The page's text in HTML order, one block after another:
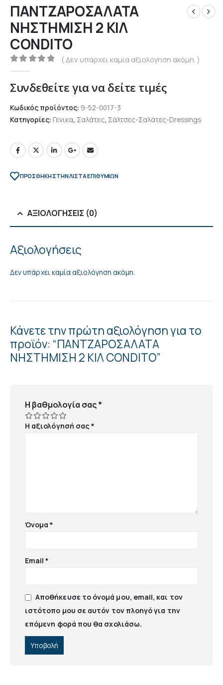
ΠΑΝΤΖΑΡΟΣΑΛΑΤΑ
ΝΗΣΤΗΜΙΣΗ 2 ΚΙΛ
CONDITO
0out of 5
( Δεν υπάρχει καμία αξιολόγηση ακόμη. )
Συνδεθείτε για να δείτε τιμές
Κωδικός προϊόντος: 9-52-0017-3
Κατηγορίες: Γενικα, Σαλάτες, Σάλτσες-Σαλάτες-Dressings
ΠΡΌΣΘΉΚΗ ΣΤΗΝ ΛΊΣΤΑ ΕΠΙΘΥΜΙΏΝ
ΑΞΙΟΛΟΓΉΣΕΙΣ (0)
Αξιολογήσεις
Δεν υπάρχει καμία αξιολόγηση ακόμη.
Κάνετε την πρώτη αξιολόγηση για το
προϊόν: “ΠΑΝΤΖΑΡΟΣΑΛΑΤΑ
ΝΗΣΤΗΜΙΣΗ 2 ΚΙΛ CONDITO”
Η βαθμολογία σας*
Η αξιολόγησή σας*
Όνομα*
Email*
Αποθήκευσε το όνομά μου, email, και τον
ιστότοπο μου σε αυτόν τον πλοηγό για την
επόμενη φορά που θα σχολιάσω.